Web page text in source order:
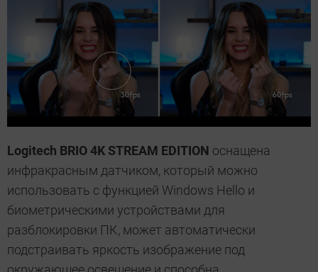
Logitech BRIO 4K STREAM EDITION оснащена
инфракрасным датчиком, который можно
использовать с функцией Windows Hello и
биометрическими устройствами для
разблокировки ПК, может автоматически
подстраивать яркость изображение под